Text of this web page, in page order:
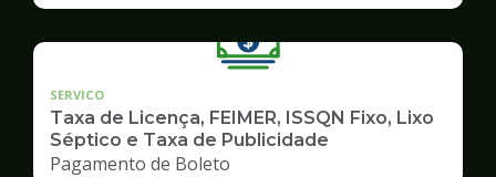
SERVICO
Taxa de Licença, FEIMER, ISSQN Fixo, Lixo
Séptico e Taxa de Publicidade
Pagamento de Boleto